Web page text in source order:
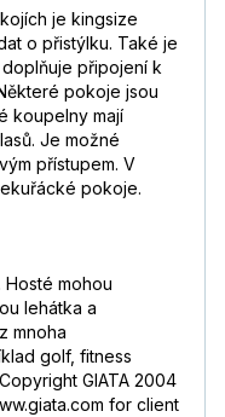
je kingsize
o přistýlku. Také je
připojení k
pokoje jsou
koupelny mají
Je možné
přístupem. V
pokoje.
mohou
lehátka a
mnoha
golf, fitness
GIATA 2004
for client